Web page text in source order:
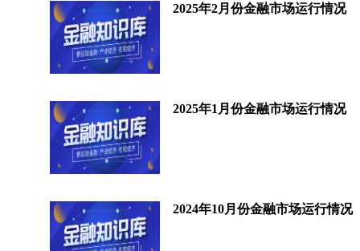
2025年2月份金融市场运行情况
2025年1月份金融市场运行情况
2024年10月份金融市场运行情况